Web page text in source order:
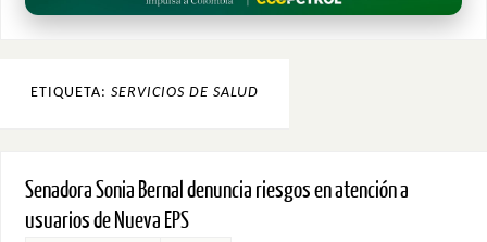
ETIQUETA: SERVICIOS DE SALUD
Senadora Sonia Bernal denuncia riesgos en atención a
usuarios de Nueva EPS